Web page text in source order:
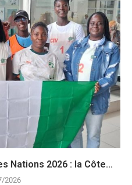
Nations 2026 : la Côte...
2026